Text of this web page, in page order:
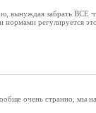
вынуждая забрать ВСЕ
регулируется
очень странно, мы